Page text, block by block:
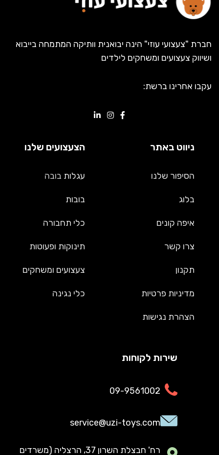
חברת "צעצועי עוזי" הינה יבואנית וותיקה המתמחה בייבוא
ושיווק צעצועים ומשחקים לילדים
עקבו אחרינו ברשת:
ניווט באתר
הסיפור שלנו
בלוג
איפה קונים
צרו קשר
תקנון
מדיניות פרטיות
הצהרת נגישות
הצעצועים שלנו
עגלות בובה
בובות
כלי תחבורה
תינוקות ופעוטות
צעצועים ומשחקים
כלי נגינה
שירות לקוחות
09-9561002
service@uzi-toys.com
רח' חבצלת השרון 37, הרצליה (משרדים